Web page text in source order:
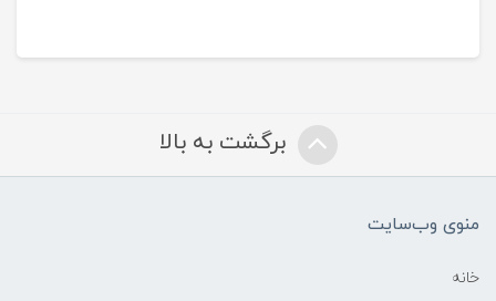
برگشت به بالا
منوی وب‌سایت
خانه